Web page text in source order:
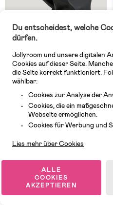
Auf Lager
Gummistiefel, Dune
38,99 €
UVP: 54,99 €
Du entscheidest, welche
dürfen.
Jollyroom und unsere digitalen
Cookies auf dieser Seite.
die Seite korrekt funktioniert.
wählbar:
Cookies zur Analyse der
Cookies, die ein
Webseite ermöglichen.
Cookies für Werbung und
Lies mehr über Cookies
ALLE
COOKIES
AKZEPTIEREN